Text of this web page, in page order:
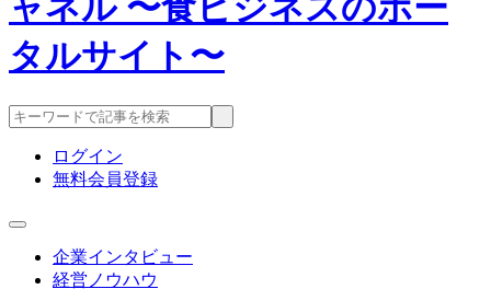
ログイン
無料会員登録
企業インタビュー
経営ノウハウ